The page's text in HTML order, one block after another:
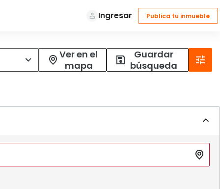
Ver en el
mapa
Guardar
búsqueda